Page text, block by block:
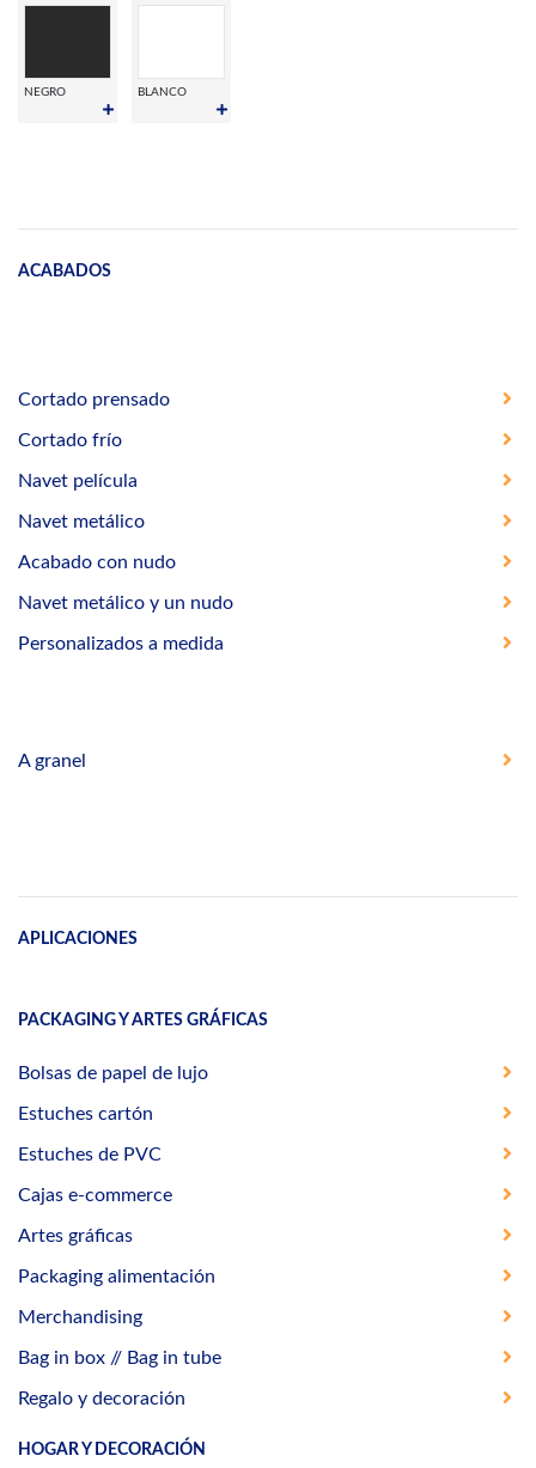
NEGRO BLANCO
ACABADOS
Cortado prensado
Cortado frío
Navet película
Navet metálico
Acabado con nudo
Navet metálico y un nudo
Personalizados a medida
A granel
APLICACIONES
PACKAGING Y ARTES GRÁFICAS
Bolsas de papel de lujo
Estuches cartón
Estuches de PVC
Cajas e-commerce
Artes gráficas
Packaging alimentación
Merchandising
Bag in box // Bag in tube
Regalo y decoración
HOGAR Y DECORACIÓN